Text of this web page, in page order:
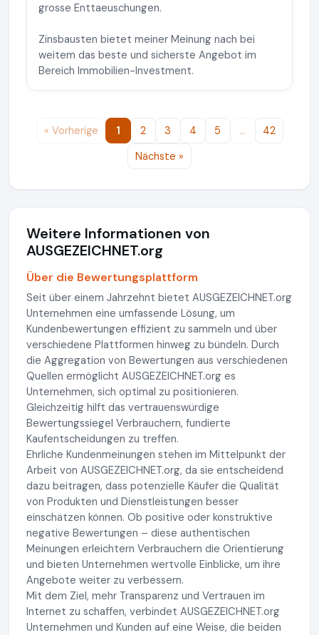
grosse Enttaeuschungen.
Zinsbausten bietet meiner Meinung nach bei
weitem das beste und sicherste Angebot im
Bereich Immobilien-Investment.
« Vorherige 1 2 3 4 5 …
42
Nächste »
Weitere Informationen von
AUSGEZEICHNET.org
Über die Bewertungsplattform
Seit über einem Jahrzehnt bietet AUSGEZEICHNET.org
Unternehmen eine umfassende Lösung, um
Kundenbewertungen effizient zu sammeln und über
verschiedene Plattformen hinweg zu bündeln. Durch
die Aggregation von Bewertungen aus verschiedenen
Quellen ermöglicht AUSGEZEICHNET.org es
Unternehmen, sich optimal zu positionieren.
Gleichzeitig hilft das vertrauenswürdige
Bewertungssiegel Verbrauchern, fundierte
Kaufentscheidungen zu treffen.
Ehrliche Kundenmeinungen stehen im Mittelpunkt der
Arbeit von AUSGEZEICHNET.org, da sie entscheidend
dazu beitragen, dass potenzielle Käufer die Qualität
von Produkten und Dienstleistungen besser
einschätzen können. Ob positive oder konstruktive
negative Bewertungen – diese authentischen
Meinungen erleichtern Verbrauchern die Orientierung
und bieten Unternehmen wertvolle Einblicke, um ihre
Angebote weiter zu verbessern.
Mit dem Ziel, mehr Transparenz und Vertrauen im
Internet zu schaffen, verbindet AUSGEZEICHNET.org
Unternehmen und Kunden auf eine Weise, die beiden